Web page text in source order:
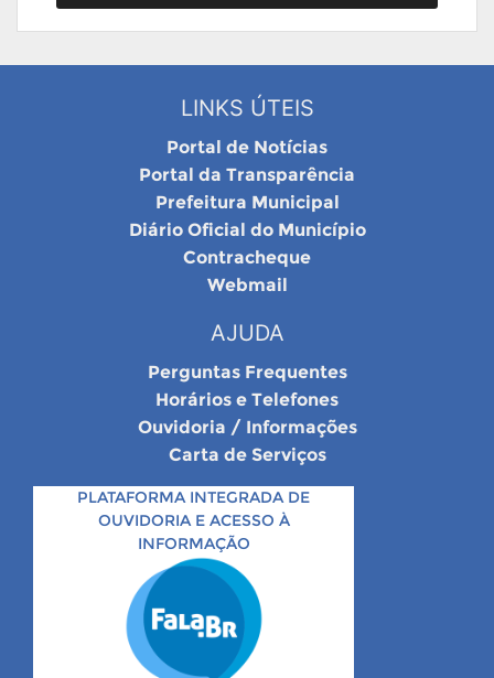
LINKS ÚTEIS
Portal de Notícias
Portal da Transparência
Prefeitura Municipal
Diário Oficial do Município
Contracheque
Webmail
AJUDA
Perguntas Frequentes
Horários e Telefones
Ouvidoria / Informações
Carta de Serviços
PLATAFORMA INTEGRADA DE
OUVIDORIA E ACESSO À
INFORMAÇÃO